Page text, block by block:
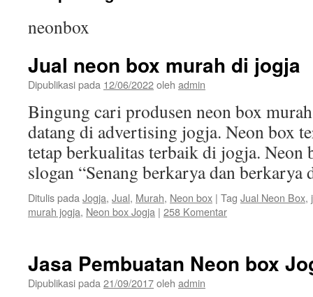
neonbox
Jual neon box murah di jogja
Dipublikasi pada 12/06/2022oleh admin
Bingung cari produsen neon box
datang di advertising jogja. Neon box
tetap berkualitas terbaik di jogja.
slogan “Senang berkarya dan berkarya
Ditulis pada Jogja, Jual, Murah, Neon box | Tag Jual Neon Box,
murah jogja, Neon box Jogja | 258 Komentar
Jasa Pembuatan Neon box
Dipublikasi pada 21/09/2017oleh admin